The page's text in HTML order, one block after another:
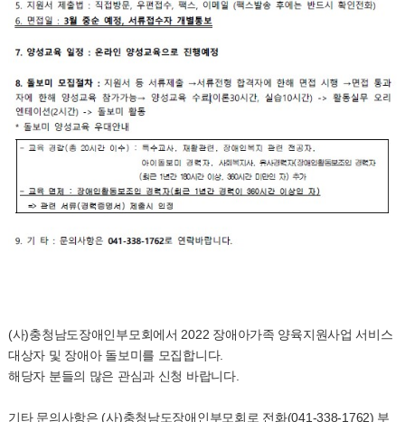
(사)충청남도장애인부모회에서 2022 장애아가족 양육지원사업 서비스
대상자 및 장애아 돌보미를 모집합니다.
해당자 분들의 많은 관심과 신청 바랍니다.
기타 문의사항은 (사)충청남도장애인부모회로 전화(041-338-1762) 부